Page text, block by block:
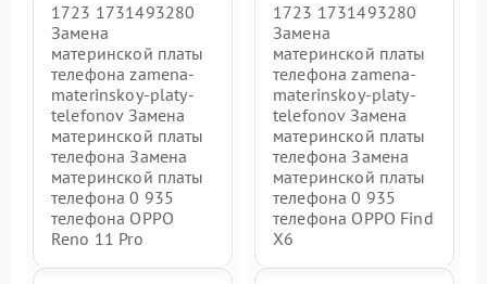
1723 1731493280
Замена
материнской платы
телефона zamena-
materinskoy-platy-
telefonov Замена
материнской платы
телефона Замена
материнской платы
телефона 0 935
телефона OPPO
Reno 11 Pro
1723 1731493280
Замена
материнской платы
телефона zamena-
materinskoy-platy-
telefonov Замена
материнской платы
телефона Замена
материнской платы
телефона 0 935
телефона OPPO Find
X6